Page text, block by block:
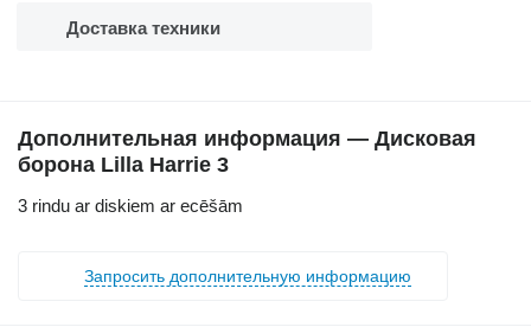
Доставка техники
Дополнительная информация — Дисковая
борона Lilla Harrie 3
3 rindu ar diskiem ar ecēšām
Запросить дополнительную информацию